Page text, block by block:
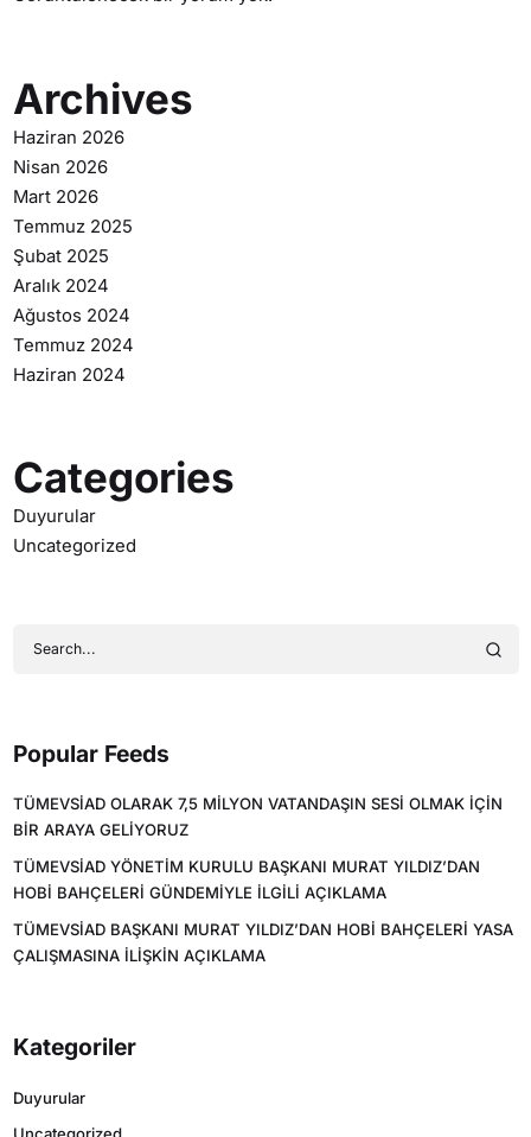
Archives
Haziran 2026
Nisan 2026
Mart 2026
Temmuz 2025
Şubat 2025
Aralık 2024
Ağustos 2024
Temmuz 2024
Haziran 2024
Categories
Duyurular
Uncategorized
Popular Feeds
TÜMEVSİAD OLARAK 7,5 MİLYON VATANDAŞIN SESİ OLMAK İÇİN
BİR ARAYA GELİYORUZ
TÜMEVSİAD YÖNETİM KURULU BAŞKANI MURAT YILDIZ’DAN
HOBİ BAHÇELERİ GÜNDEMİYLE İLGİLİ AÇIKLAMA
TÜMEVSİAD BAŞKANI MURAT YILDIZ’DAN HOBİ BAHÇELERİ YASA
ÇALIŞMASINA İLİŞKİN AÇIKLAMA
Kategoriler
Duyurular